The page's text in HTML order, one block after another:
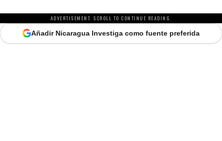
ADVERTISEMENT. SCROLL TO CONTINUE READING.
Añadir Nicaragua Investiga como fuente preferida